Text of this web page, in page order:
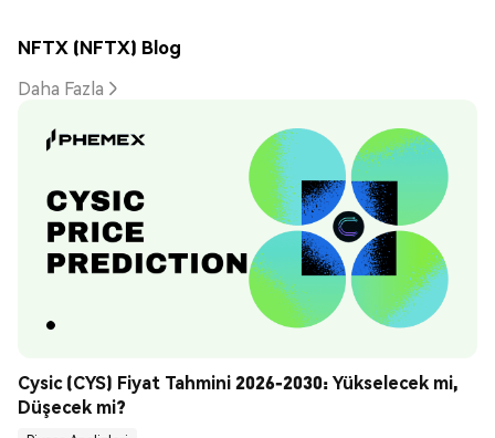
NFTX (NFTX) Blog
Daha Fazla
Cysic (CYS) Fiyat Tahmini 2026-2030: Yükselecek mi,
Düşecek mi?